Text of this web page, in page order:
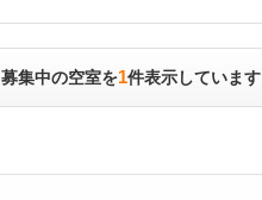
募集中の空室を1件表示しています